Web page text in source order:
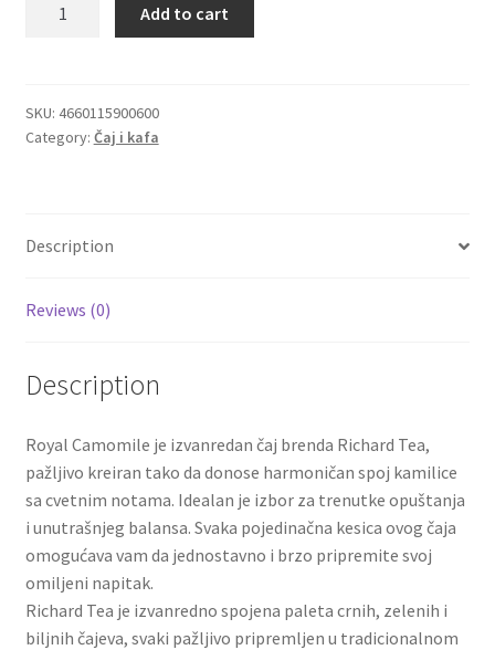
Igračke
Cvece
Destilati
Jack Daniel’s
Rakija
Poklon aranzmani izdvajamo
Slatki buketi
Pokloni
Pokloni za 8. mart
Richard
Royal
Add to cart
SKU: 4660115900600
Category: Čaj i kafa
Description
Reviews (0)
Description
Royal Camomile je izvanredan čaj brenda Richard Tea,
pažljivo kreiran tako da donose harmoničan spoj kamilice
sa cvetnim notama. Idealan je izbor za trenutke opuštanja
i unutrašnjeg balansa. Svaka pojedinačna kesica ovog čaja
omogućava vam da jednostavno i brzo pripremite svoj
omiljeni napitak.
Richard Tea je izvanredno spojena paleta crnih, zelenih i
biljnih čajeva, svaki pažljivo pripremljen u tradicionalnom